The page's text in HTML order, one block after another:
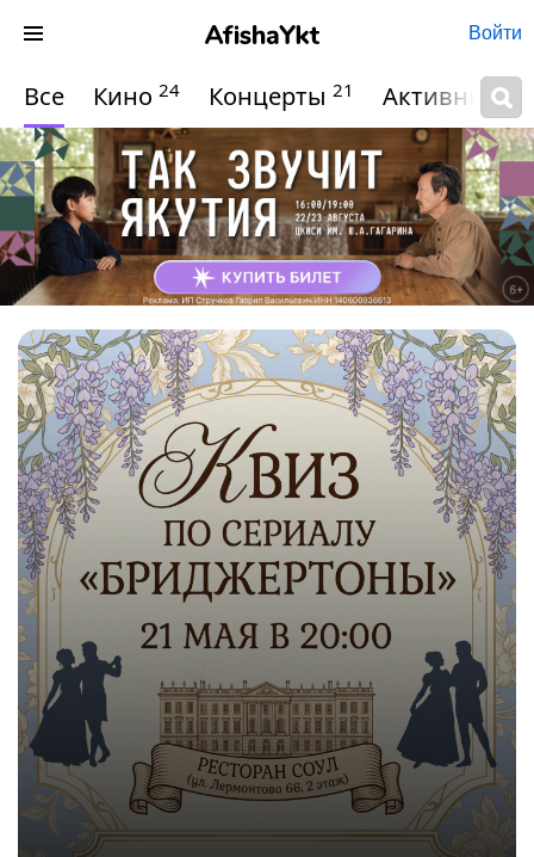
Войти
Все Кино 24 Концерты 21 Активный